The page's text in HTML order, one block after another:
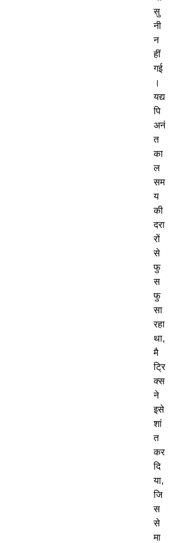
सु
नी
न
हीं
गई
।
यद्य
पि
अनं
त
का
ल
सम
य
की
दरा
रों
से
फु
स
फु
सा
रहा
था,
मै
ट्रि
क्स
ने
इसे
शां
त
कर
दि
या,
जि
स
से
मा